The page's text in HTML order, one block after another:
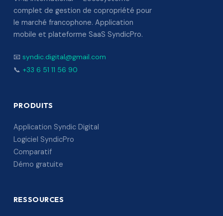
complet de gestion de copropriété pour
le marché francophone. Application
mobile et plateforme SaaS SyndicPro.
📧 syndic.digital@gmail.com
📞 +33 6 51 11 56 90
PRODUITS
Application Syndic Digital
Logiciel SyndicPro
Comparatif
Démo gratuite
RESSOURCES